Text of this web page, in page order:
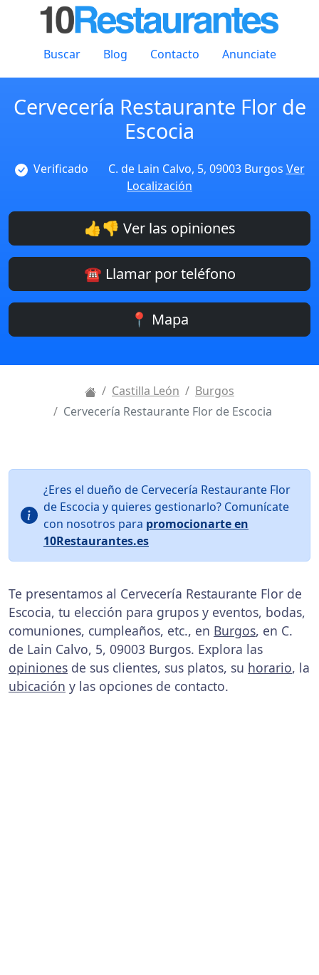
Buscar Blog Contacto Anunciate
Cervecería Restaurante Flor de
Escocia
Verificado C. de Lain Calvo, 5, 09003 Burgos Ver
Localización
👍👎 Ver las opiniones
☎️ Llamar por teléfono
📍 Mapa
Castilla León
Burgos
Cervecería Restaurante Flor de Escocia
¿Eres el dueño de Cervecería Restaurante Flor
de Escocia y quieres gestionarlo? Comunícate
con nosotros para promocionarte en
10Restaurantes.es
Te presentamos al Cervecería Restaurante Flor de
Escocia, tu elección para grupos y eventos, bodas,
comuniones, cumpleaños, etc., en Burgos, en C.
de Lain Calvo, 5, 09003 Burgos. Explora las
opiniones de sus clientes, sus platos, su horario, la
ubicación y las opciones de contacto.